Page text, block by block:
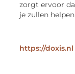
zorgt ervoor
je zullen
https://doxis.nl